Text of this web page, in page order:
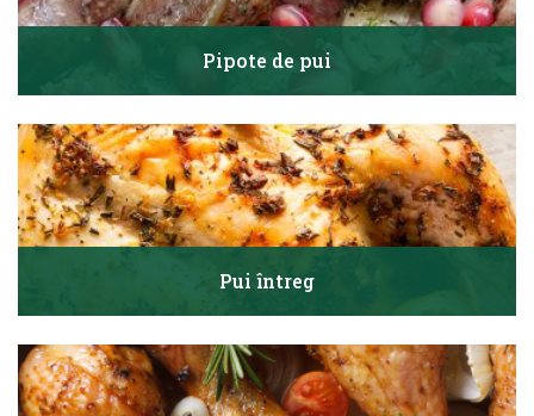
Pipote de pui
Pui întreg